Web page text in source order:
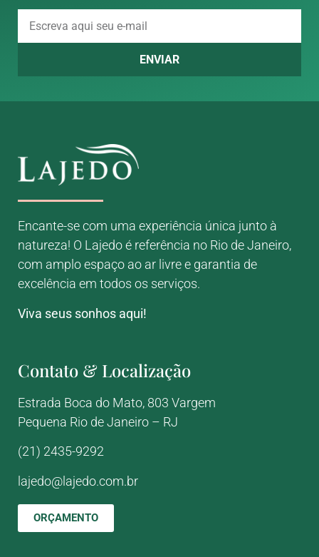
ENVIAR
Encante-se com uma experiência única junto à
natureza! O Lajedo é referência no Rio de Janeiro,
com amplo espaço ao ar livre e garantia de
excelência em todos os serviços.
Viva seus sonhos aqui!
Contato & Localização
Estrada Boca do Mato, 803 Vargem
Pequena Rio de Janeiro – RJ
(21) 2435-9292
lajedo@lajedo.com.br
ORÇAMENTO